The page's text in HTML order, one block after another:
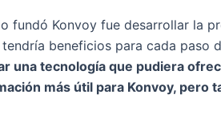
fundó Konvoy fue desarrollar la
beneficios para cada paso
una tecnología que pudiera
más útil para Konvoy, pero